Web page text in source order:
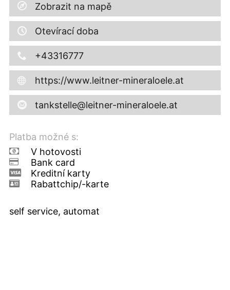
Zobrazit na mapě
Otevírací doba
+43316777
https://www.leitner-mineraloele.at
tankstelle@leitner-mineraloele.at
Platba možné s:
V hotovosti
Bank card
Kreditní karty
Rabattchip/-karte
self service, automat